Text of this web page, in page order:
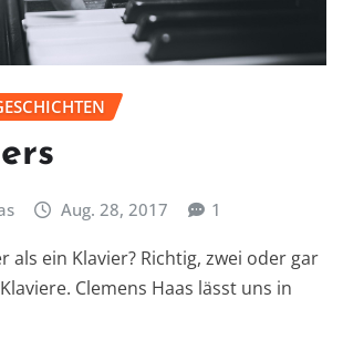
Aug. 28, 2017 1
als ein Klavier? Richtig, zwei oder gar
Clemens Haas lässt uns in